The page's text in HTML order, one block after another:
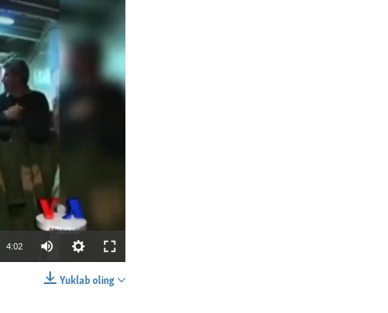
4:02
Yuklab oling